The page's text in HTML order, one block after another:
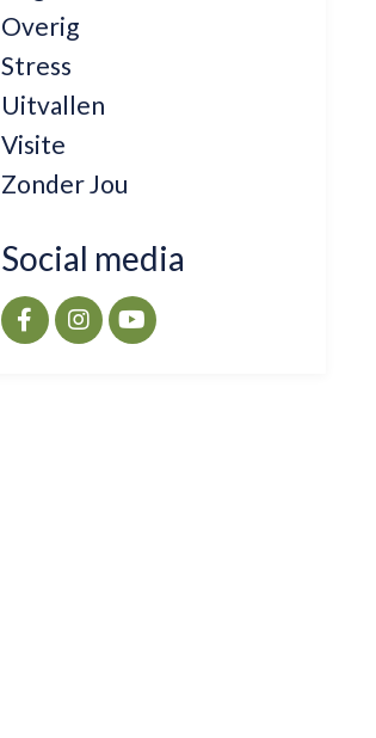
Overig
Stress
Uitvallen
Visite
Zonder Jou
Social media